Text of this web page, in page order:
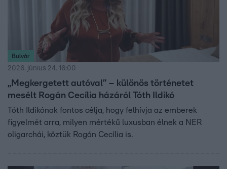
Bulvár
2026. június 24. 16:00
„Megkergetett autóval” – különös történetet
mesélt Rogán Cecília házáról Tóth Ildikó
Tóth Ildikónak fontos célja, hogy felhívja az emberek
figyelmét arra, milyen mértékű luxusban élnek a NER
oligarchái, köztük Rogán Cecília is.